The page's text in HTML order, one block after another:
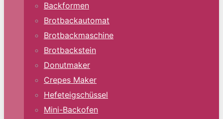
Backformen
Brotbackautomat
Brotbackmaschine
Brotbackstein
Donutmaker
Crepes Maker
Hefeteigschüssel
Mini-Backofen